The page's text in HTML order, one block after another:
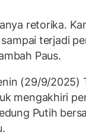
retorika.
terjadi
Paus.
(29/9/2025)
mengakhiri
Putih